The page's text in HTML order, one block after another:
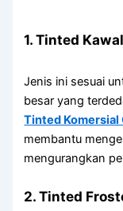
1. Tinted
Jenis ini sesuai
besar yang
Tinted Komersial
membantu
mengurangkan
2. Tinted